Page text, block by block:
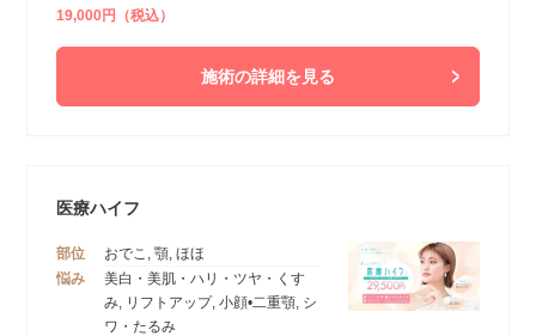
19,000円（税込）
施術の詳細を見る
医療ハイフ
部位
おでこ, 顎, ほほ
悩み
美白・美肌・ハリ・ツヤ・くす
み, リフトアップ, 小顔•二重顎, シ
ワ・たるみ